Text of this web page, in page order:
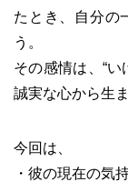
たとき、自分の
う。
その感情は、“い
誠実な心から生
今回は、
・彼の現在の気